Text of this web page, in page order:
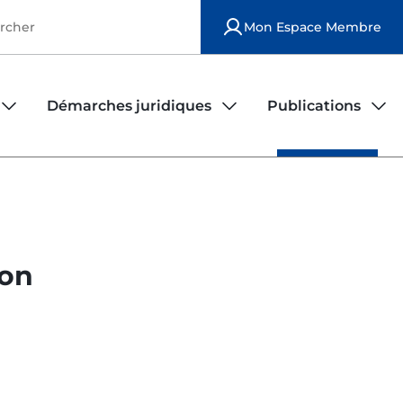
Mon Espace Membre
Démarches juridiques Publications